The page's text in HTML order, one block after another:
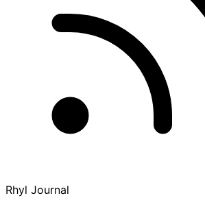
Rhyl Journal